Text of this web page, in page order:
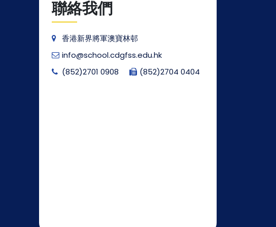
聯絡我們
香港新界將軍澳寶林邨
info@school.cdgfss.edu.hk
(852)2701 0908
(852)2704 0404